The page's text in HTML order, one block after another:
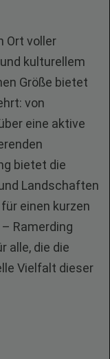
Ort voller
kulturellem
Größe bietet
von
eine aktive
bietet die
Landschaften
einen kurzen
Ramerding
alle, die die
Vielfalt dieser